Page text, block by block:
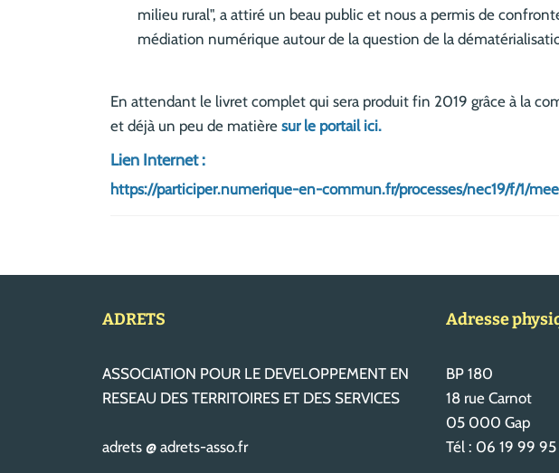
milieu rural", a attiré un beau public et nous a permis de
médiation numérique autour de la question de la
En attendant le livret complet qui sera produit fin 2019 grâce à la
et déjà un peu de matière sur le portail ici.
Lien Internet :
https://participer.numerique-en-commun.fr/processes/nec19/f/1/
ADRETS
ASSOCIATION POUR LE DEVELOPPEMENT EN
RESEAU DES TERRITOIRES ET DES SERVICES
adrets @ adrets-asso.fr
Adresse
BP 180
18 rue Carnot
05 000 Gap
Tél : 06 19 99